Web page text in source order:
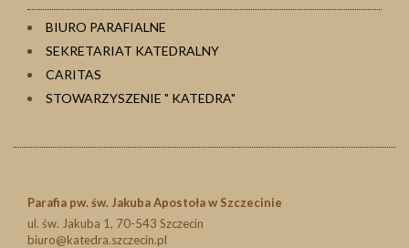
BIURO PARAFIALNE
SEKRETARIAT KATEDRALNY
CARITAS
STOWARZYSZENIE " KATEDRA"
Parafia pw. św. Jakuba Apostoła w Szczecinie
ul. św. Jakuba 1, 70-543 Szczecin
biuro@katedra.szczecin.pl